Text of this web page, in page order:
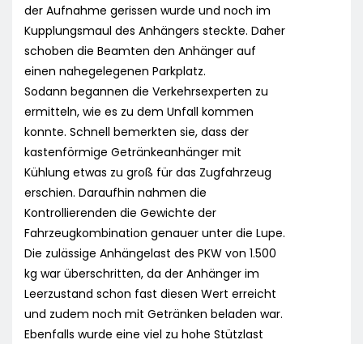
der Aufnahme gerissen wurde und noch im
Kupplungsmaul des Anhängers steckte. Daher
schoben die Beamten den Anhänger auf
einen nahegelegenen Parkplatz.
Sodann begannen die Verkehrsexperten zu
ermitteln, wie es zu dem Unfall kommen
konnte. Schnell bemerkten sie, dass der
kastenförmige Getränkeanhänger mit
Kühlung etwas zu groß für das Zugfahrzeug
erschien. Daraufhin nahmen die
Kontrollierenden die Gewichte der
Fahrzeugkombination genauer unter die Lupe.
Die zulässige Anhängelast des PKW von 1.500
kg war überschritten, da der Anhänger im
Leerzustand schon fast diesen Wert erreicht
und zudem noch mit Getränken beladen war.
Ebenfalls wurde eine viel zu hohe Stützlast